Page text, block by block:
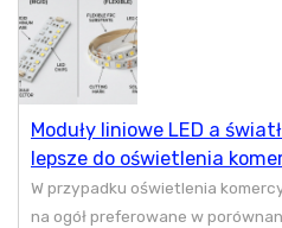
Moduły liniowe LED a
lepsze do oświetlenia
W przypadku oświetlenia
na ogół preferowane w